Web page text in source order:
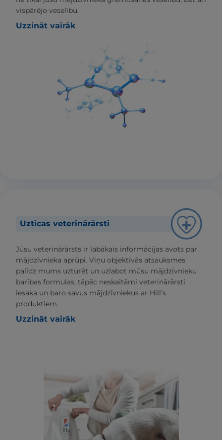
vispārējo veselību.
Uzzināt vairāk
Uzticas veterinārārsti
Jūsu veterinārārsts ir labākais informācijas avots par
mājdzīvnieka aprūpi. Viņu objektīvās atsauksmes
palīdz mums uzturēt un uzlabot mūsu mājdzīvnieku
barības formulas, tāpēc neskaitāmi veterinārārsti
iesaka un baro savus mājdzīvniekus ar Hill's
produktiem.
Uzzināt vairāk